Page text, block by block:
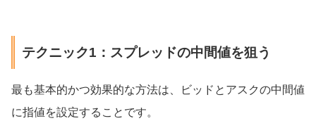
テクニック1：スプレッドの中間値を狙う
最も基本的かつ効果的な方法は、ビッドとアスクの中間値
に指値を設定することです。